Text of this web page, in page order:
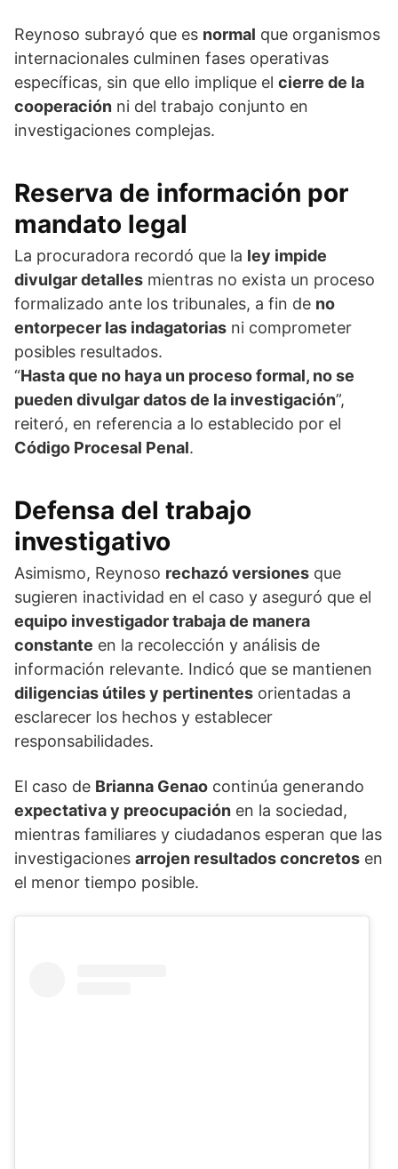
Reynoso subrayó que es normal que organismos
internacionales culminen fases operativas
específicas, sin que ello implique el cierre de la
cooperación ni del trabajo conjunto en
investigaciones complejas.
Reserva de información por
mandato legal
La procuradora recordó que la ley impide
divulgar detalles mientras no exista un proceso
formalizado ante los tribunales, a fin de no
entorpecer las indagatorias ni comprometer
posibles resultados.
“Hasta que no haya un proceso formal, no se
pueden divulgar datos de la investigación”,
reiteró, en referencia a lo establecido por el
Código Procesal Penal.
Defensa del trabajo
investigativo
Asimismo, Reynoso rechazó versiones que
sugieren inactividad en el caso y aseguró que el
equipo investigador trabaja de manera
constante en la recolección y análisis de
información relevante. Indicó que se mantienen
diligencias útiles y pertinentes orientadas a
esclarecer los hechos y establecer
responsabilidades.
El caso de Brianna Genao continúa generando
expectativa y preocupación en la sociedad,
mientras familiares y ciudadanos esperan que las
investigaciones arrojen resultados concretos en
el menor tiempo posible.